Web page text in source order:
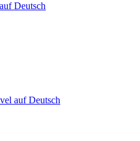
Deutsch
auf Deutsch